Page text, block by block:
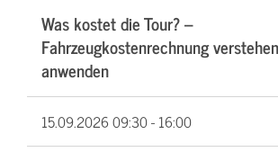
Was kostet die Tour? –
Fahrzeugkostenrechnung
anwenden
15.09.202609:30 - 16:00